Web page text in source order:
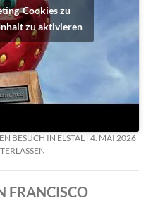
Cookies zu
zu aktivieren
BESUCH IN ELSTAL
4. MAI 2026
FRANCISCO